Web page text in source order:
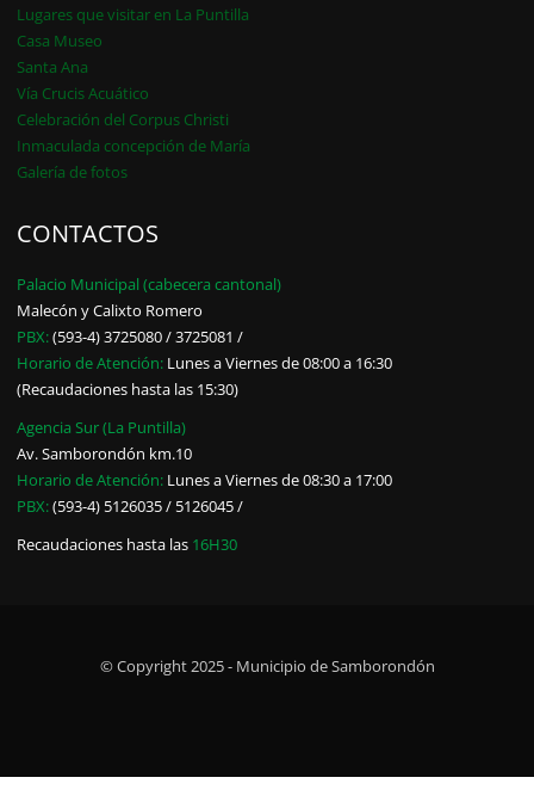
Lugares que visitar en La Puntilla
Casa Museo
Santa Ana
Vía Crucis Acuático
Celebración del Corpus Christi
Inmaculada concepción de María
Galería de fotos
CONTACTOS
Palacio Municipal (cabecera cantonal)
Malecón y Calixto Romero
PBX:(593-4) 3725080 / 3725081 /
Horario de Atención: Lunes a Viernes de 08:00 a 16:30
(Recaudaciones hasta las 15:30)
Agencia Sur (La Puntilla)
Av. Samborondón km.10
Horario de Atención: Lunes a Viernes de 08:30 a 17:00
PBX:(593-4) 5126035 / 5126045 /
Recaudaciones hasta las 16H30
© Copyright 2025 - Municipio de Samborondón